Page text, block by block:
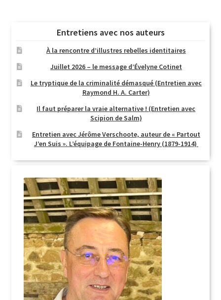
Entretiens avec nos auteurs
À la rencontre d’illustres rebelles identitaires
Juillet 2026 – le message d’Évelyne Cotinet
Le tryptique de la criminalité démasqué (Entretien avec
Raymond H. A. Carter)
Il faut préparer la vraie alternative ! (Entretien avec
Scipion de Salm)
Entretien avec Jérôme Verschoote, auteur de « Partout
J’en Suis ». L’équipage de Fontaine-Henry (1879-1914)